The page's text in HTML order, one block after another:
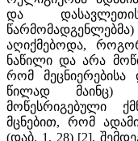
და
აღიქმებოდა,
ნაწილი და არა
რომ მეცნიერებისა
წილად მაინც)
მოწესრიგებული
მცნებით, რომ
(დაბ. 1, 28) [2].